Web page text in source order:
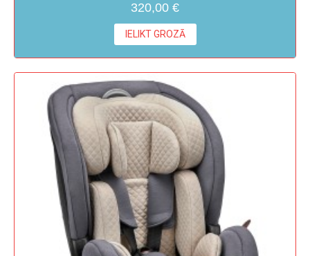
320,00 €
IELIKT GROZĀ